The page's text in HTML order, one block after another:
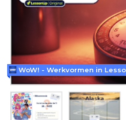
WoW! - Werkvormen in